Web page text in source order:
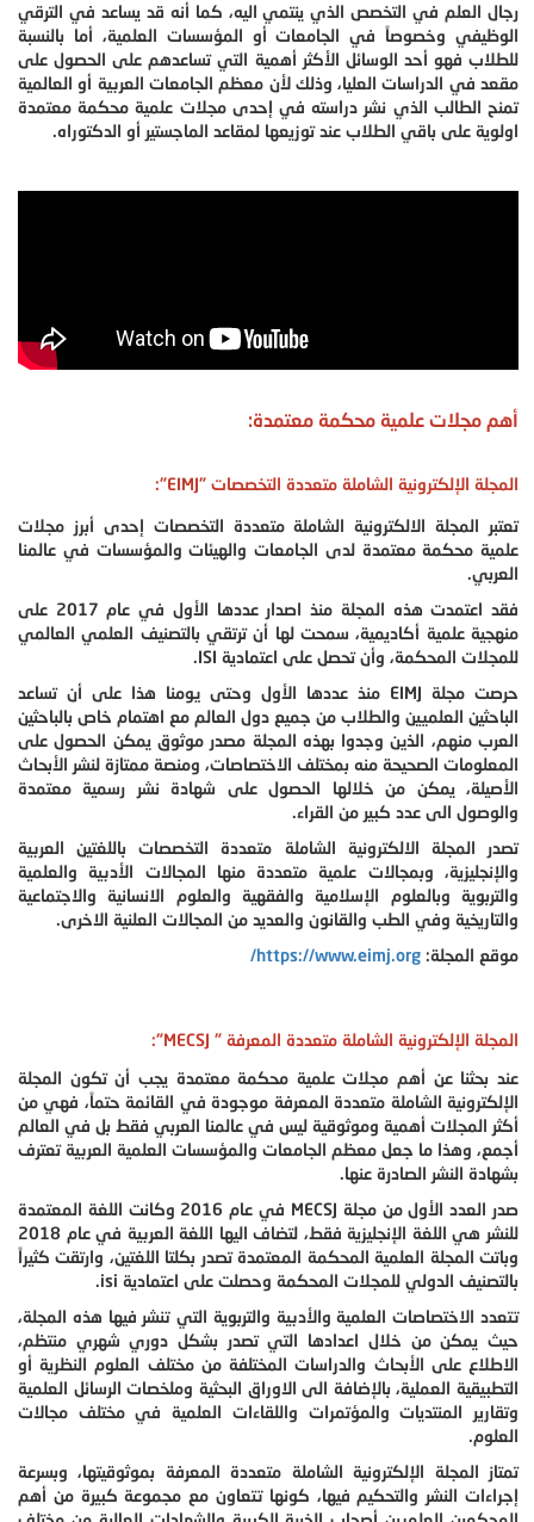
رجال العلم في التخصص الذي ينتمي اليه، كما أنه قد يساعد في الترقي
الوظيفي وخصوصاً في الجامعات أو المؤسسات العلمية، أما بالنسبة
للطلاب فهو أحد الوسائل الأكثر أهمية التي تساعدهم على الحصول على
مقعد في الدراسات العليا، وذلك لأن معظم الجامعات العربية أو العالمية
تمنح الطالب الذي نشر دراسته في إحدى مجلات علمية محكمة معتمدة
اولوية على باقي الطلاب عند توزيعها لمقاعد الماجستير أو الدكتوراه.
أهم مجلات علمية محكمة معتمدة:
المجلة الإلكترونية الشاملة متعددة التخصصات "EIMJ":
تعتبر المجلة الالكترونية الشاملة متعددة التخصصات إحدى أبرز مجلات
علمية محكمة معتمدة لدى الجامعات والهيئات والمؤسسات في عالمنا
العربي.
فقد اعتمدت هذه المجلة منذ اصدار عددها الأول في عام 2017 على
منهجية علمية أكاديمية، سمحت لها أن ترتقي بالتصنيف العلمي العالمي
للمجلات المحكمة، وأن تحصل على اعتمادية ISI.
حرصت مجلة EIMJ منذ عددها الأول وحتى يومنا هذا على أن تساعد
الباحثين العلميين والطلاب من جميع دول العالم مع اهتمام خاص بالباحثين
العرب منهم، الذين وجدوا بهذه المجلة مصدر موثوق يمكن الحصول على
المعلومات الصحيحة منه بمختلف الاختصاصات، ومنصة ممتازة لنشر الأبحاث
الأصيلة، يمكن من خلالها الحصول على شهادة نشر رسمية معتمدة
والوصول الى عدد كبير من القراء.
تصدر المجلة الالكترونية الشاملة متعددة التخصصات باللغتين العربية
والإنجليزية، وبمجالات علمية متعددة منها المجالات الأدبية والعلمية
والتربوية وبالعلوم الإسلامية والفقهية والعلوم الانسانية والاجتماعية
والتاريخية وفي الطب والقانون والعديد من المجالات العلنية الاخرى.
موقع المجلة: https://www.eimj.org/
المجلة الإلكترونية الشاملة متعددة المعرفة " MECSJ":
عند بحثنا عن أهم مجلات علمية محكمة معتمدة يجب أن تكون المجلة
الإلكترونية الشاملة متعددة المعرفة موجودة في القائمة حتماً، فهي من
أكثر المجلات أهمية وموثوقية ليس في عالمنا العربي فقط بل في العالم
أجمع، وهذا ما جعل معظم الجامعات والمؤسسات العلمية العربية تعترف
بشهادة النشر الصادرة عنها.
صدر العدد الأول من مجلة MECSJ في عام 2016 وكانت اللغة المعتمدة
للنشر هي اللغة الإنجليزية فقط، لتضاف اليها اللغة العربية في عام 2018
وباتت المجلة العلمية المحكمة المعتمدة تصدر بكلتا اللغتين، وارتقت كثيراً
بالتصنيف الدولي للمجلات المحكمة وحصلت على اعتمادية isi.
تتعدد الاختصاصات العلمية والأدبية والتربوية التي تنشر فيها هذه المجلة،
حيث يمكن من خلال اعدادها التي تصدر بشكل دوري شهري منتظم،
الاطلاع على الأبحاث والدراسات المختلفة من مختلف العلوم النظرية أو
التطبيقية العملية، بالإضافة الى الاوراق البحثية وملخصات الرسائل العلمية
وتقارير المنتديات والمؤتمرات واللقاءات العلمية في مختلف مجالات
العلوم.
تمتاز المجلة الإلكترونية الشاملة متعددة المعرفة بموثوقيتها، وبسرعة
إجراءات النشر والتحكيم فيها، كونها تتعاون مع مجموعة كبيرة من أهم